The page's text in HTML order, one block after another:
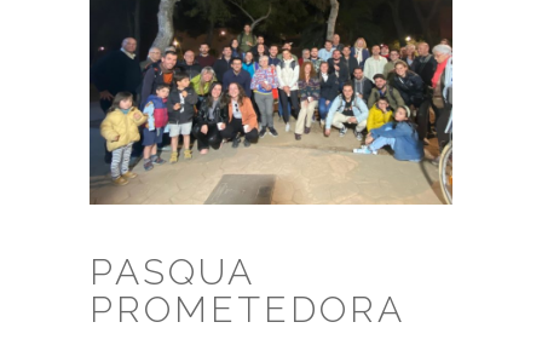
PASQUA
PROMETEDORA